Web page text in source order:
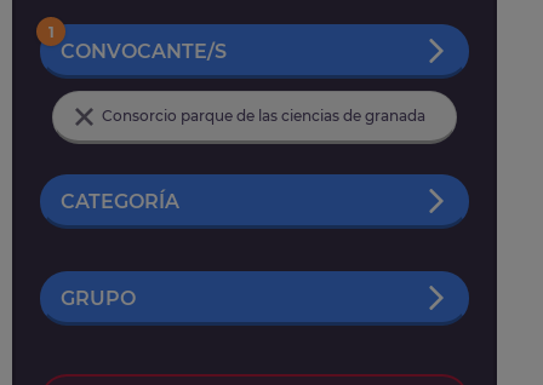
CONVOCANTE/S
1
Consorcio parque de las ciencias de granada
CATEGORÍA
GRUPO